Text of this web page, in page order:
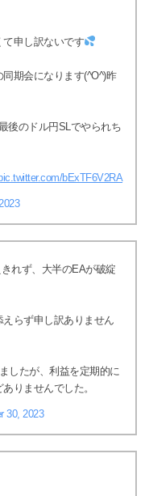
申し訳ないです
期会になります(^O^)昨
後のドル円SLでやられち
bExTF6V2RA
れず、大半のEAが破綻
らず申し訳ありません
したが、利益を定期的に
りませんでした。
30, 2023